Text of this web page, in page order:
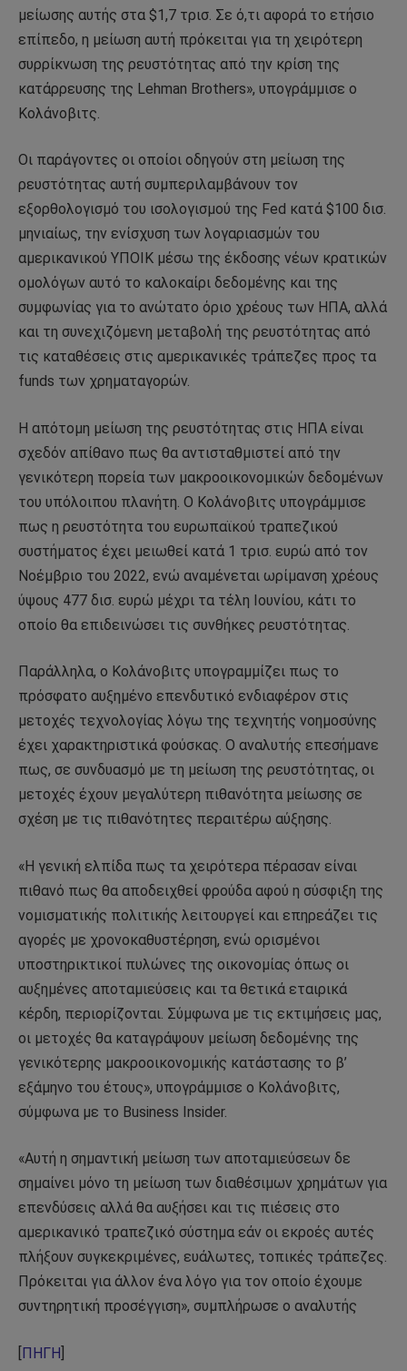
μείωσης αυτής στα $1,7 τρισ. Σε ό,τι αφορά το ετήσιο
επίπεδο, η μείωση αυτή πρόκειται για τη χειρότερη
συρρίκνωση της ρευστότητας από την κρίση της
κατάρρευσης της Lehman Brothers», υπογράμμισε ο
Κολάνοβιτς.
Οι παράγοντες οι οποίοι οδηγούν στη μείωση της
ρευστότητας αυτή συμπεριλαμβάνουν τον
εξορθολογισμό του ισολογισμού της Fed κατά $100 δισ.
μηνιαίως, την ενίσχυση των λογαριασμών του
αμερικανικού ΥΠΟΙΚ μέσω της έκδοσης νέων κρατικών
ομολόγων αυτό το καλοκαίρι δεδομένης και της
συμφωνίας για το ανώτατο όριο χρέους των ΗΠΑ, αλλά
και τη συνεχιζόμενη μεταβολή της ρευστότητας από
τις καταθέσεις στις αμερικανικές τράπεζες προς τα
funds των χρηματαγορών.
Η απότομη μείωση της ρευστότητας στις ΗΠΑ είναι
σχεδόν απίθανο πως θα αντισταθμιστεί από την
γενικότερη πορεία των μακροοικονομικών δεδομένων
του υπόλοιπου πλανήτη. Ο Κολάνοβιτς υπογράμμισε
πως η ρευστότητα του ευρωπαϊκού τραπεζικού
συστήματος έχει μειωθεί κατά 1 τρισ. ευρώ από τον
Νοέμβριο του 2022, ενώ αναμένεται ωρίμανση χρέους
ύψους 477 δισ. ευρώ μέχρι τα τέλη Ιουνίου, κάτι το
οποίο θα επιδεινώσει τις συνθήκες ρευστότητας.
Παράλληλα, ο Κολάνοβιτς υπογραμμίζει πως το
πρόσφατο αυξημένο επενδυτικό ενδιαφέρον στις
μετοχές τεχνολογίας λόγω της τεχνητής νοημοσύνης
έχει χαρακτηριστικά φούσκας. Ο αναλυτής επεσήμανε
πως, σε συνδυασμό με τη μείωση της ρευστότητας, οι
μετοχές έχουν μεγαλύτερη πιθανότητα μείωσης σε
σχέση με τις πιθανότητες περαιτέρω αύξησης.
«Η γενική ελπίδα πως τα χειρότερα πέρασαν είναι
πιθανό πως θα αποδειχθεί φρούδα αφού η σύσφιξη της
νομισματικής πολιτικής λειτουργεί και επηρεάζει τις
αγορές με χρονοκαθυστέρηση, ενώ ορισμένοι
υποστηρικτικοί πυλώνες της οικονομίας όπως οι
αυξημένες αποταμιεύσεις και τα θετικά εταιρικά
κέρδη, περιορίζονται. Σύμφωνα με τις εκτιμήσεις μας,
οι μετοχές θα καταγράψουν μείωση δεδομένης της
γενικότερης μακροοικονομικής κατάστασης το β’
εξάμηνο του έτους», υπογράμμισε ο Κολάνοβιτς,
σύμφωνα με το Business Insider.
«Αυτή η σημαντική μείωση των αποταμιεύσεων δε
σημαίνει μόνο τη μείωση των διαθέσιμων χρημάτων για
επενδύσεις αλλά θα αυξήσει και τις πιέσεις στο
αμερικανικό τραπεζικό σύστημα εάν οι εκροές αυτές
πλήξουν συγκεκριμένες, ευάλωτες, τοπικές τράπεζες.
Πρόκειται για άλλον ένα λόγο για τον οποίο έχουμε
συντηρητική προσέγγιση», συμπλήρωσε ο αναλυτής
ΠΗΓΗ